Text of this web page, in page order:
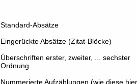
Standard-Absätze
Eingerückte Absätze (Zitat-Blöcke)
Überschriften erster, zweiter, ... sechster
Ordnung
Nummerierte Aufzählungen (wie diese